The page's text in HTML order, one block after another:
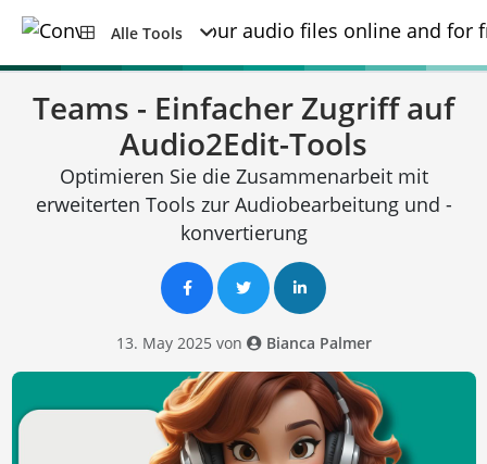
Alle Tools
Teams - Einfacher Zugriff auf
Audio2Edit-Tools
Optimieren Sie die Zusammenarbeit mit
erweiterten Tools zur Audiobearbeitung und -
konvertierung
13. May 2025 von Bianca Palmer